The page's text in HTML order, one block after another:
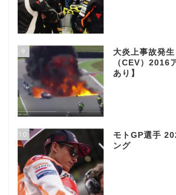
9
大炎上事故発
（CEV）2016
あり】
10
モトGP選手
ング